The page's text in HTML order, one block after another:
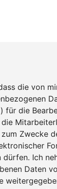
die von
für die
Zwecke
Ich
Daten